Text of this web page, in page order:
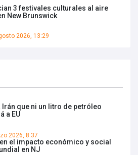
3 festivales culturales al aire
New Brunswick
2026, 13:29
Irán que ni un litro de petróleo
a EU
2026, 8:37
el impacto económico y social
en NJ